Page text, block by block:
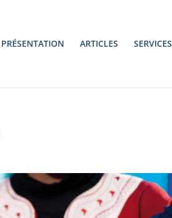
PRÉSENTATION ARTICLES SERVICES